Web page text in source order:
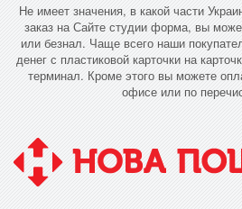
Не имеет значения, в какой части
заказ на Сайте студии форма, вы
или безнал. Чаще всего наши
денег с пластиковой карточки на
терминал. Кроме этого вы можете
офисе или по